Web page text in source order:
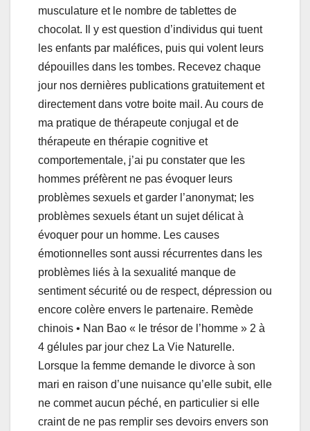
musculature et le nombre de tablettes de
chocolat. Il y est question d’individus qui tuent
les enfants par maléfices, puis qui volent leurs
dépouilles dans les tombes. Recevez chaque
jour nos dernières publications gratuitement et
directement dans votre boite mail. Au cours de
ma pratique de thérapeute conjugal et de
thérapeute en thérapie cognitive et
comportementale, j’ai pu constater que les
hommes préfèrent ne pas évoquer leurs
problèmes sexuels et garder l’anonymat; les
problèmes sexuels étant un sujet délicat à
évoquer pour un homme. Les causes
émotionnelles sont aussi récurrentes dans les
problèmes liés à la sexualité manque de
sentiment sécurité ou de respect, dépression ou
encore colère envers le partenaire. Remède
chinois • Nan Bao « le trésor de l’homme » 2 à
4 gélules par jour chez La Vie Naturelle.
Lorsque la femme demande le divorce à son
mari en raison d’une nuisance qu’elle subit, elle
ne commet aucun péché, en particulier si elle
craint de ne pas remplir ses devoirs envers son